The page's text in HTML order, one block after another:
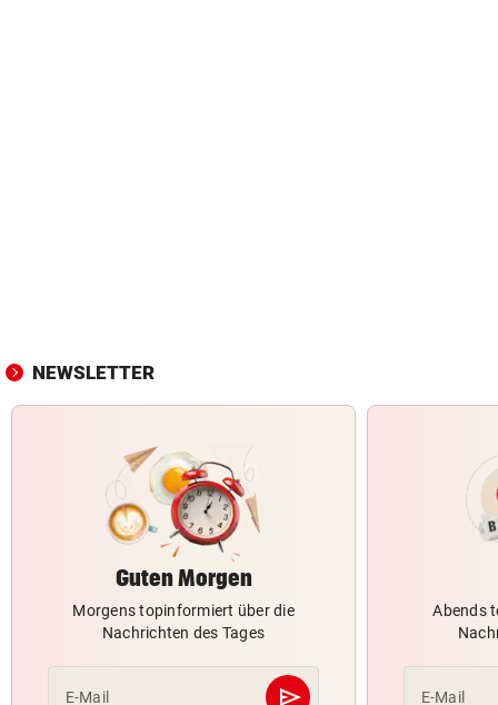
NEWSLETTER
Guten Morgen
Morgens topinformiert über die
Nachrichten des Tages
E-Mail send
Abends
E-Mail